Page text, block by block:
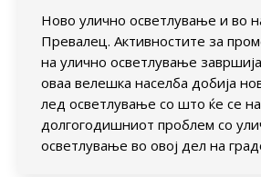
Ново улично осветлување и во
Превалец. Активностите за
на улично осветлување
оваа велешка населба добија
лед осветлување со што ќе се
долгогодишниот проблем со
осветлување во овој дел на